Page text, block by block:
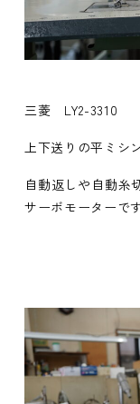
三菱 LY2-3310
上下送りの平ミシ
自動返しや自動糸
サーボモーターで